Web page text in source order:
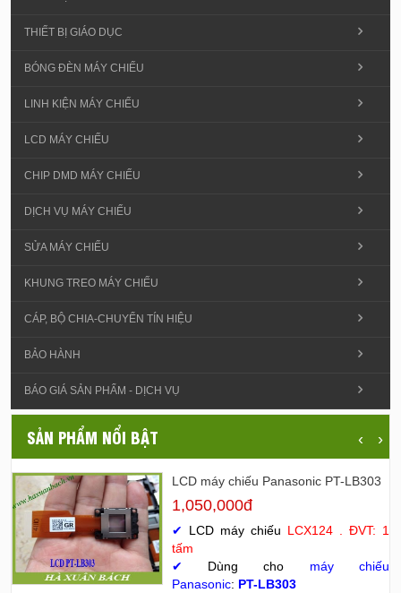
THIẾT BỊ GIÁO DỤC
BÓNG ĐÈN MÁY CHIẾU
LINH KIỆN MÁY CHIẾU
LCD MÁY CHIẾU
CHIP DMD MÁY CHIẾU
DỊCH VỤ MÁY CHIẾU
SỬA MÁY CHIẾU
KHUNG TREO MÁY CHIẾU
CÁP, BỘ CHIA-CHUYỂN TÍN HIỆU
BẢO HÀNH
BÁO GIÁ SẢN PHẨM - DỊCH VỤ
SẢN PHẨM NỔI BẬT ‹ ›
LCD máy chiếu Panasonic PT-LB303
1,050,000đ
✔ LCD máy chiếu LCX124 . ĐVT: 1
tấm
✔
Dùng cho máy chiếu
Panasonic: PT-LB303